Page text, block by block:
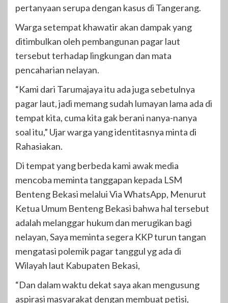
pertanyaan serupa dengan kasus di Tangerang.
Warga setempat khawatir akan dampak yang
ditimbulkan oleh pembangunan pagar laut
tersebut terhadap lingkungan dan mata
pencaharian nelayan.
“Kami dari Tarumajaya itu ada juga sebetulnya
pagar laut, jadi memang sudah lumayan lama ada di
tempat kita, cuma kita gak berani nanya-nanya
soal itu,” Ujar warga yang identitasnya minta di
Rahasiakan.
Di tempat yang berbeda kami awak media
mencoba meminta tanggapan kepada LSM
Benteng Bekasi melalui Via WhatsApp, Menurut
Ketua Umum Benteng Bekasi bahwa hal tersebut
adalah melanggar hukum dan merugikan bagi
nelayan, Saya meminta segera KKP turun tangan
mengatasi polemik pagar tanggul yg ada di
Wilayah laut Kabupaten Bekasi,
“Dan dalam waktu dekat saya akan mengusung
aspirasi masyarakat dengan membuat petisi,